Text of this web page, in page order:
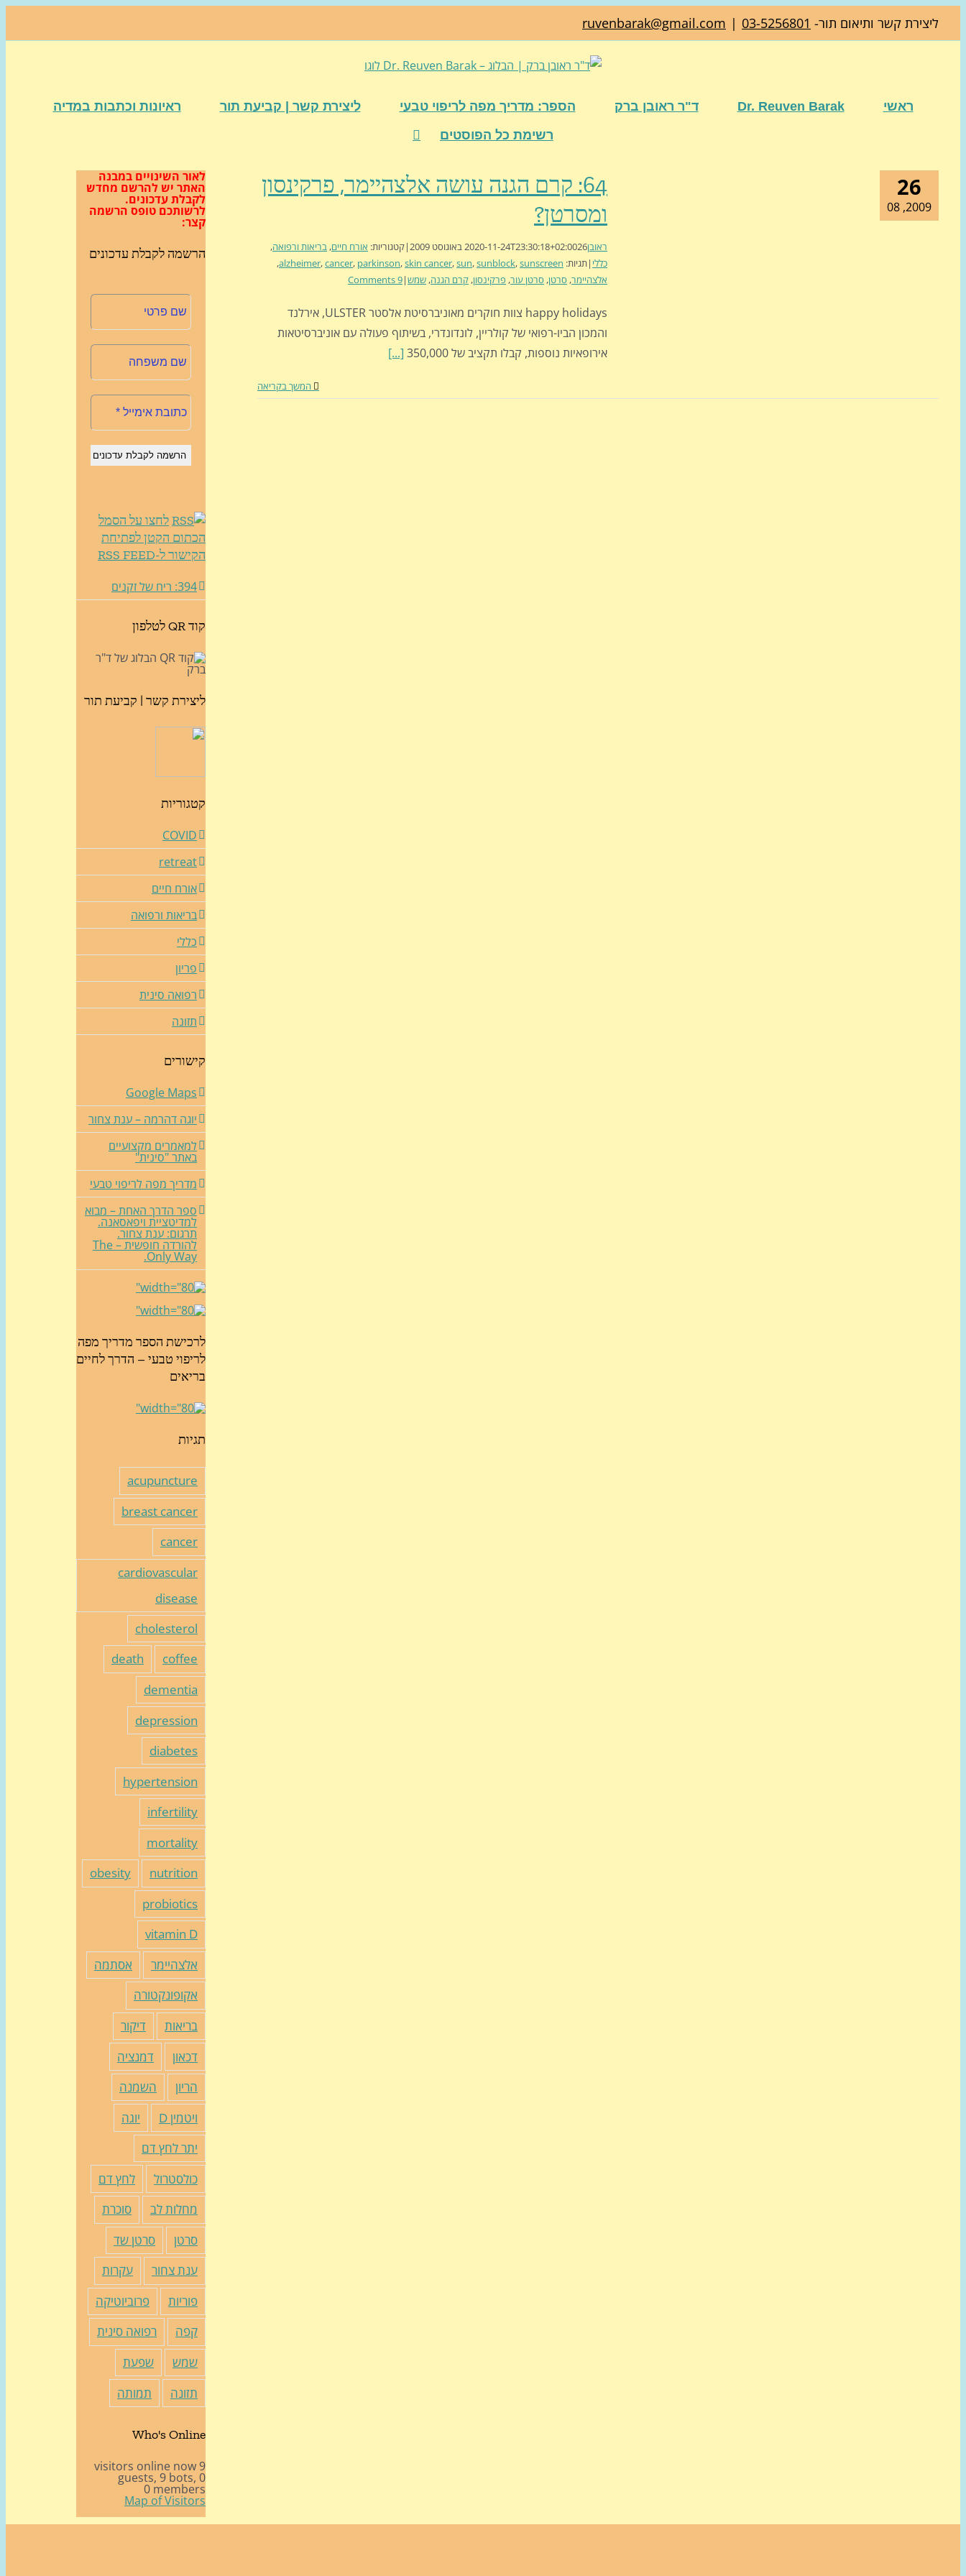
ליצירת קשר ותיאום תור- 03-5256801
|
ruvenbarak@gmail.com
ראשי Dr. Reuven Barak ד"ר ראובן ברק הספר: מדריך מפה לריפוי טבעי ליצירת קשר | קביעת תור
ראיונות וכתבות במדיה
רשימת כל הפוסטים
26
2009, 08
64: קרם הגנה עושה אלצהיימר, פרקינסון
ומסרטן?
ראובן 2020-11-24T23:30:18+02:0026 באוגוסט 2009 |קטגוריות: אורח חיים, בריאות ורפואה,
כללי |תגיות: alzheimer,cancer, parkinson,skin cancer,sun,sunblock,sunscreen
,
אלצהיימר, סרטן, סרטן עור, פרקינסון, קרם הגנה, שמש|
9 Comments
happy holidays צוות חוקרים מאוניברסיטת אלסטר ULSTER, אירלנד
והמכון הביו-רפואי של קולריין, לונדונדרי, בשיתוף פעולה עם אוניברסיטאות
אירופאיות נוספות, קבלו תקציב של 350,000
[...]
המשך בקריאה
לאור השינויים במבנה
האתר יש להרשם מחדש
לקבלת עדכונים.
לרשותכם טופס הרשמה
קצר:
הרשמה לקבלת עדכונים
לחצו על הסמל
הכתום הקטן לפתיחת
הקישור ל-RSS FEED
394: ריח של זקנים
קוד QR לטלפון
ליצירת קשר | קביעת תור
קטגוריות
COVID
retreat
אורח חיים
בריאות ורפואה
כללי
פריון
רפואה סינית
תזונה
קישורים
Google Maps
יוגה דהרמה – ענת צחור
למאמרים מקצועיים
באתר "סינית"
מדריך מפה לריפוי טבעי
ספר הדרך האחת – מבוא
למדיטציית ויפאסאנה.
תרגום: ענת צחור.
להורדה חופשית – The
Only Way.
לרכישת הספר מדריך מפה
לריפוי טבעי – הדרך לחיים
בריאים
תגיות
acupuncture
breast cancer
cancer
cardiovascular
disease
cholesterol
coffee
death
dementia
depression
diabetes
hypertension
infertility
mortality
nutrition
obesity
probiotics
vitamin D
אלצהיימר
אסתמה
אקופונקטורה
בריאות
דיקור
דכאון
דמנציה
הריון
השמנה
ויטמין D
יוגה
יתר לחץ דם
כולסטרול
לחץ דם
מחלות לב
סוכרת
סרטן
סרטן שד
ענת צחור
עקרות
פוריות
פרוביוטיקה
קפה
רפואה סינית
שמש
שפעת
תזונה
תמותה
Who's Online
9 visitors online now
0 guests,
9 bots,
0 members
Map of Visitors